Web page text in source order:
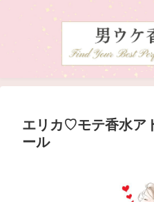
エリカ♡モテ香水ア
ール